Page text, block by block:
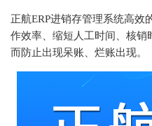
正航ERP进销存管理系统高效
作效率、缩短人工时间、核销
而防止出现呆账、烂账出现。